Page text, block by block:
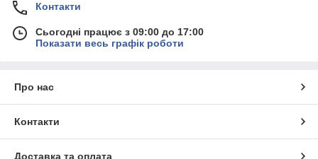
Контакти
Сьогодні працює з 09:00 до 17:00
Показати весь графік роботи
Про нас
Контакти
Доставка та оплата